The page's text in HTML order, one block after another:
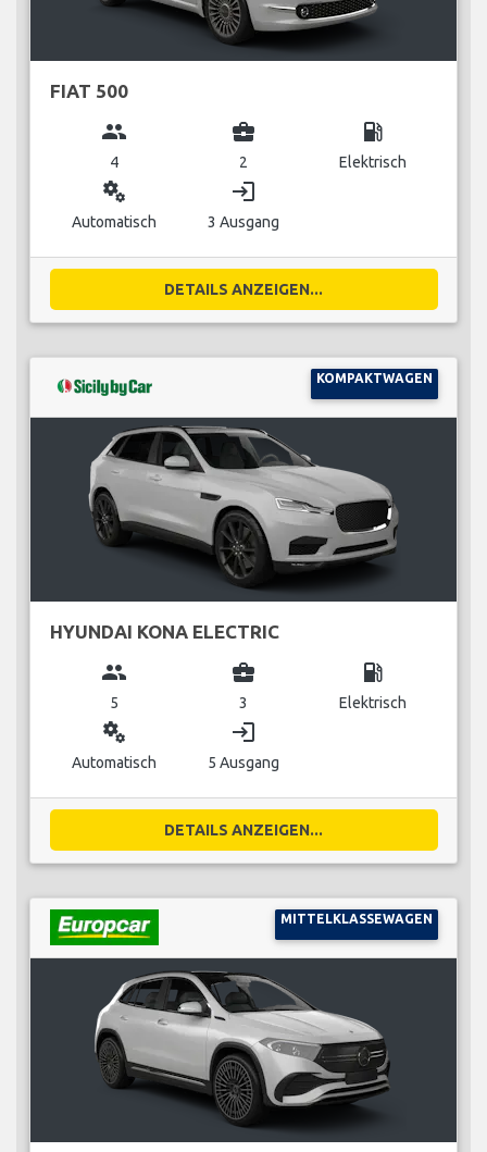
FIAT 500
group
4
business_center
2
local_gas_station
Elektrisch
miscellaneous_services
Automatisch
login
3 Ausgang
DETAILS ANZEIGEN...
KOMPAKTWAGEN
HYUNDAI KONA ELECTRIC
group
5
business_center
3
local_gas_station
Elektrisch
miscellaneous_services
Automatisch
login
5 Ausgang
DETAILS ANZEIGEN...
MITTELKLASSEWAGEN